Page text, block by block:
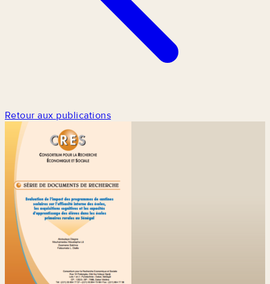
Retour aux publications